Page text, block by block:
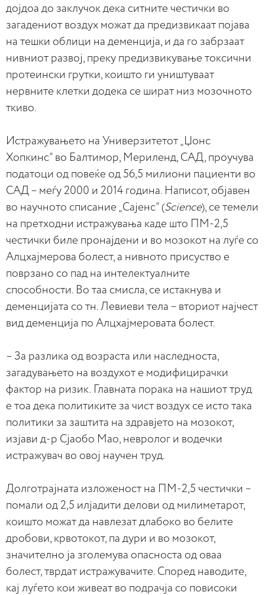
дојдоа до заклучок дека ситните честички во
загадениот воздух можат да предизвикаат појава
на тешки облици на деменција, и да го забрзаат
нивниот развој, преку предизвикување токсични
протеински грутки, коишто ги уништуваат
нервните клетки додека се шират низ мозочното
ткиво.
Истражувањето на Универзитетот „Џонс
Хопкинс“ во Балтимор, Мериленд, САД, проучува
податоци од повеќе од 56,5 милиони пациенти во
САД – меѓу 2000 и 2014 година. Написот, објавен
во научното списание „Сајенс“ (Science), се темели
на претходни истражувања каде што ПМ-2,5
честички биле пронајдени и во мозокот на луѓе со
Алцхајмерова болест, а нивното присуство е
поврзано со пад на интелектуалните
способности. Во таа смисла, се истакнува и
деменцијата со тн. Левиеви тела – вториот најчест
вид деменција по Алцхајмеровата болест.
– За разлика од возраста или наследноста,
загадувањето на воздухот е модифицирачки
фактор на ризик. Главната порака на нашиот труд
е тоа дека политиките за чист воздух се исто така
политики за заштита на здравјето на мозокот,
изјави д-р Сјаобо Мао, невролог и водечки
истражувач во овој научен труд.
Долготрајната изложеност на ПМ-2,5 честички –
помали од 2,5 илјадити делови од милиметарот,
коишто можат да навлезат длабоко во белите
дробови, крвотокот, па дури и во мозокот,
значително ја зголемува опасноста од оваа
болест, тврдат истражувачите. Според наводите,
кај луѓето кои живеат во подрачја со повисоки